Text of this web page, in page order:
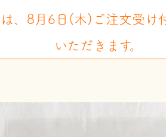
、8月6日(木)ご注文受け
いただきます。